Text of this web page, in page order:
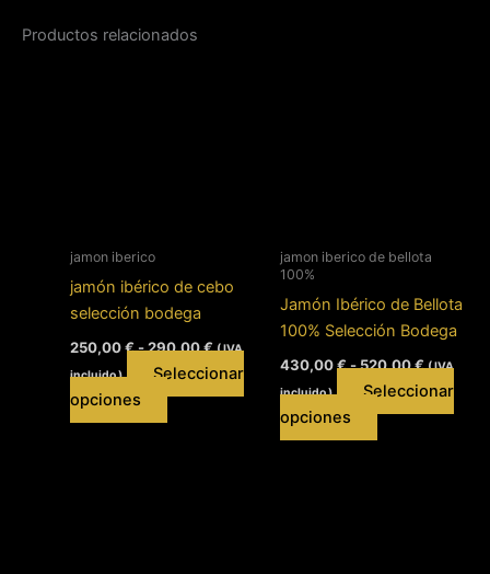
Productos relacionados
jamon iberico
jamón ibérico de cebo
selección bodega
250,00€-290,00€Rango
precios:
desde
( IVA
incluido )
Seleccionar
opciones
Este
producto
jamon iberico de bellota
100%
Jamón Ibérico de Bellota
100% Selección Bodega
430,00€-520,00€Rango
precios:
desde
( IVA
incluido )
Seleccionar
opciones
Este
producto